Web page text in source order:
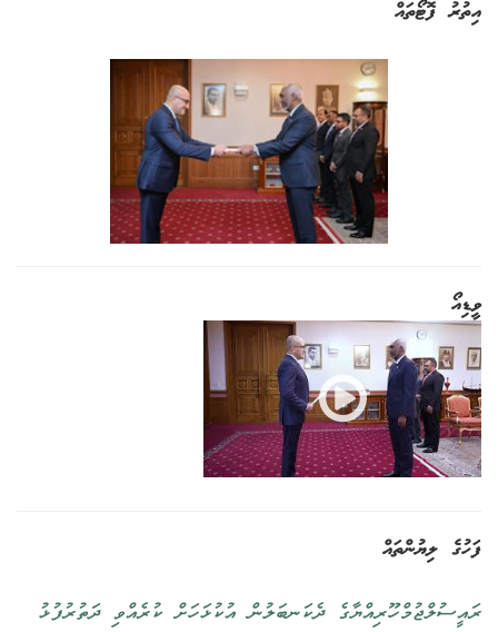
އިތުރު ފޮޓޯތައް
ވީޑިއޯ
ފަހުގެ ލިޔުންތައް
ރައީސުލްޖުމްހޫރިއްޔާގެ ދެކަނބަލުން އުކުޅަހަށް ކުރެއްވި ދަތުރުފުޅު